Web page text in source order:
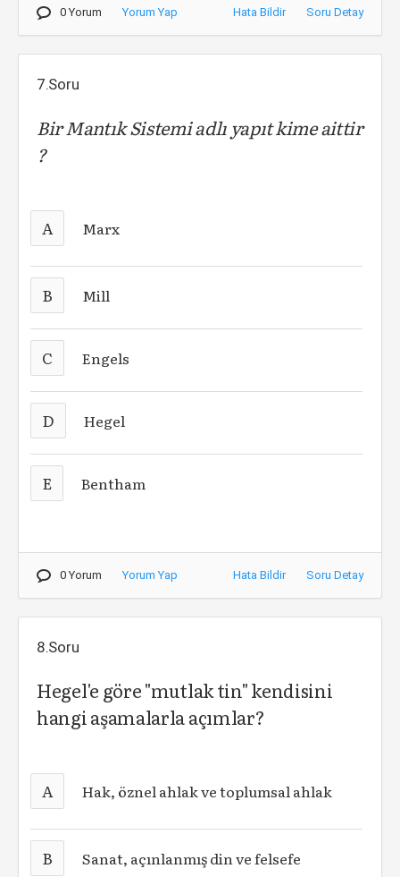
0 Yorum Yorum Yap Hata Bildir Soru Detay
7.Soru
Bir Mantık Sistemi adlı yapıt kime aittir
?
A Marx
B Mill
C Engels
D Hegel
E Bentham
0 Yorum Yorum Yap Hata Bildir Soru Detay
8.Soru
Hegel'e göre "mutlak tin" kendisini
hangi aşamalarla açımlar?
A Hak, öznel ahlak ve toplumsal ahlak
B Sanat, açınlanmış din ve felsefe